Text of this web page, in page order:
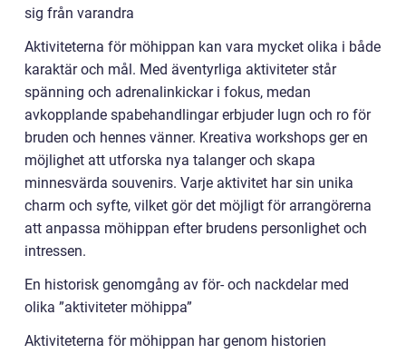
sig från varandra
Aktiviteterna för möhippan kan vara mycket olika i både
karaktär och mål. Med äventyrliga aktiviteter står
spänning och adrenalinkickar i fokus, medan
avkopplande spabehandlingar erbjuder lugn och ro för
bruden och hennes vänner. Kreativa workshops ger en
möjlighet att utforska nya talanger och skapa
minnesvärda souvenirs. Varje aktivitet har sin unika
charm och syfte, vilket gör det möjligt för arrangörerna
att anpassa möhippan efter brudens personlighet och
intressen.
En historisk genomgång av för- och nackdelar med
olika ”aktiviteter möhippa”
Aktiviteterna för möhippan har genom historien